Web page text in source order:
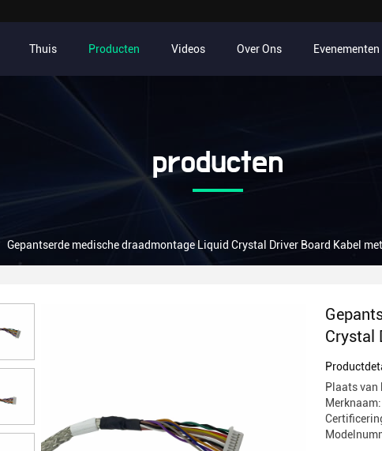
Thuis Producten Videos Over Ons Evenementen
producten
Gepantserde medische draadmontage Liquid Crystal Driver Board Kabel
Crystal
Plaats van